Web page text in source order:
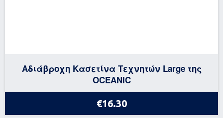
Αδιάβροχη Κασετίνα Τεχνητών Large της
OCEANIC
€16.30